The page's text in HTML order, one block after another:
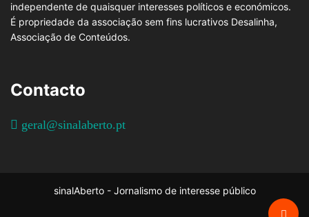
independente de quaisquer interesses políticos e económicos.
É propriedade da associação sem fins lucrativos Desalinha,
Associação de Conteúdos.
Contacto
geral@sinalaberto.pt
sinalAberto - Jornalismo de interesse público